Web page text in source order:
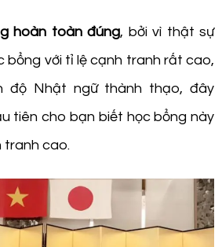
hoàn toàn đúng, bởi vì thật sự
bổng với tỉ lệ cạnh tranh rất cao,
độ Nhật ngữ thành thạo, đây
tiên cho bạn biết học bổng này
tranh cao.